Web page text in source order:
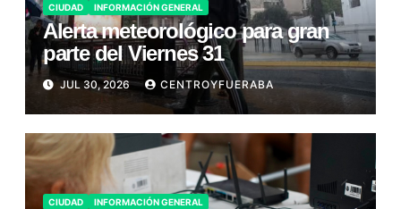
CIUDAD INFORMACIÓN GENERAL
Alerta meteorológico para gran
parte del Viernes 31
JUL 30, 2026 CENTROYFUERABA
CIUDAD INFORMACIÓN GENERAL